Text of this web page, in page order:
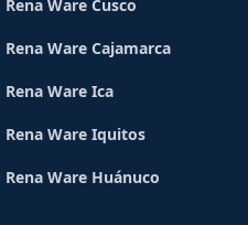
Rena Ware Cusco
Rena Ware Cajamarca
Rena Ware Ica
Rena Ware Iquitos
Rena Ware Huánuco